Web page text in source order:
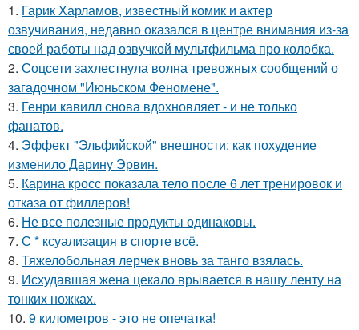
1. Гарик Харламов, известный комик и актер
озвучивания, недавно оказался в центре внимания из-за
своей работы над озвучкой мультфильма про колобка.
2. Соцсети захлестнула волна тревожных сообщений о
загадочном "Июньском Феномене".
3. Генри кавилл снова вдохновляет - и не только
фанатов.
4. Эффект "Эльфийской" внешности: как похудение
изменило Дарину Эрвин.
5. Карина кросс показала тело после 6 лет тренировок и
отказа от филлеров!
6. Не все полезные продукты одинаковы.
7. С * ксуализация в спорте всё.
8. Тяжелобольная лерчек вновь за танго взялась.
9. Исхудавшая жена цекало врывается в нашу ленту на
тонких ножках.
10. 9 километров - это не опечатка!